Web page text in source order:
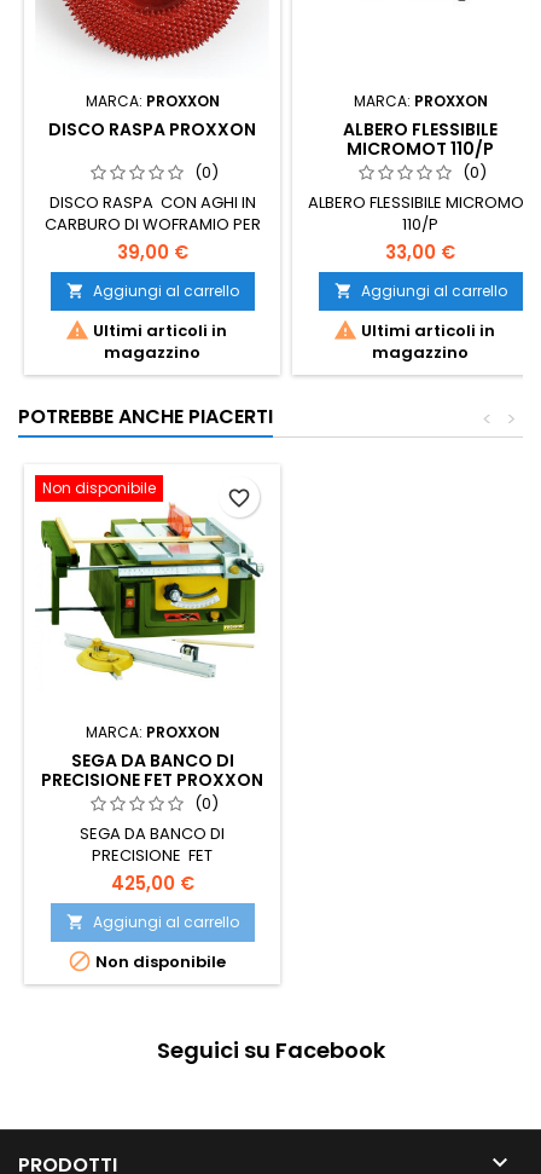
MARCA: PROXXON
DISCO RASPA PROXXON
(0)
DISCO RASPA CON AGHI IN
CARBURO DI WOFRAMIO PER
LHW
39,00 €
 Aggiungi al carrello
 Ultimi articoli in
magazzino
MARCA: PROXXON
ALBERO FLESSIBILE
MICROMOT 110/P
PROXXON (0)
ALBERO FLESSIBILE MICROMOT
110/P
33,00 €
 Aggiungi al carrello
 Ultimi articoli in
magazzino
POTREBBE ANCHE PIACERTI >
<
Non disponibile
MARCA: PROXXON
SEGA DA BANCO DI
PRECISIONE FET PROXXON
(0)
SEGA DA BANCO DI
PRECISIONE FET
425,00 €
 Aggiungi al carrello
 Non disponibile
favorite_border
Seguici su Facebook
PRODOTTI 